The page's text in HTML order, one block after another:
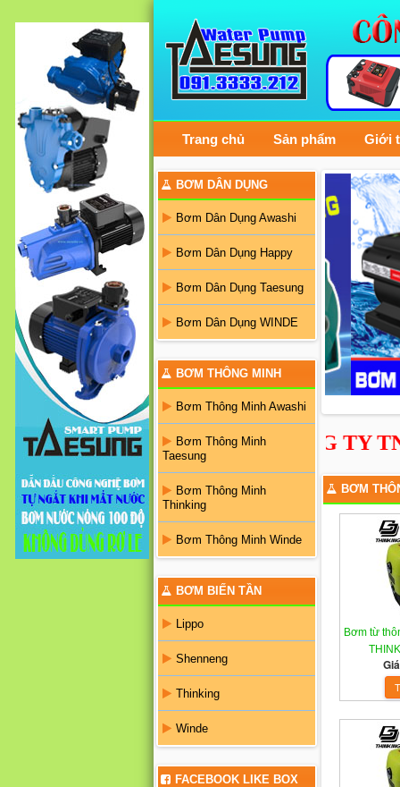
Trang chủ Sản phẩm Giới
BƠM DÂN DỤNG
Bơm Dân Dụng Awashi
Bơm Dân Dụng Happy
Bơm Dân Dụng Taesung
Bơm Dân Dụng WINDE
BƠM THÔNG MINH
Bơm Thông Minh Awashi
Bơm Thông Minh
Taesung
Bơm Thông Minh
Thinking
Bơm Thông Minh Winde
BƠM BIẾN TẦN
Lippo
Shenneng
Thinking
Winde
FACEBOOK LIKE BOX
CÔNG TY TNHH
BƠM
Bơm từ